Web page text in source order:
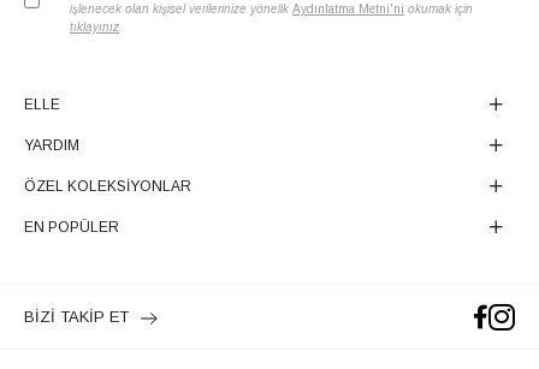
işlenecek olan kişisel verilerinize yönelik Aydınlatma Metni'ni okumak için
tıklayınız
ELLE
YARDIM
ÖZEL KOLEKSİYONLAR
EN POPÜLER
BİZİ TAKİP ET